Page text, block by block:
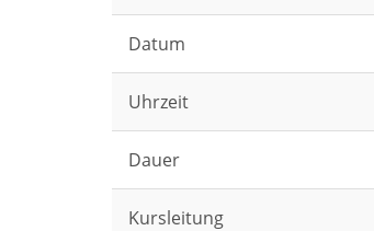
Datum
Uhrzeit
Dauer
Kursleitung